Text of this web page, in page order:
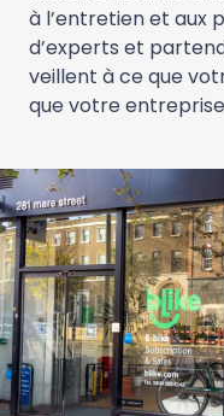
à l’entretien et aux
d’experts et
veillent à ce que
que votre